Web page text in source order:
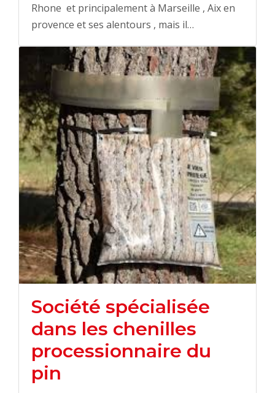
Rhone et principalement à Marseille , Aix en
provence et ses alentours , mais il…
Société spécialisée
dans les chenilles
processionnaire du
pin